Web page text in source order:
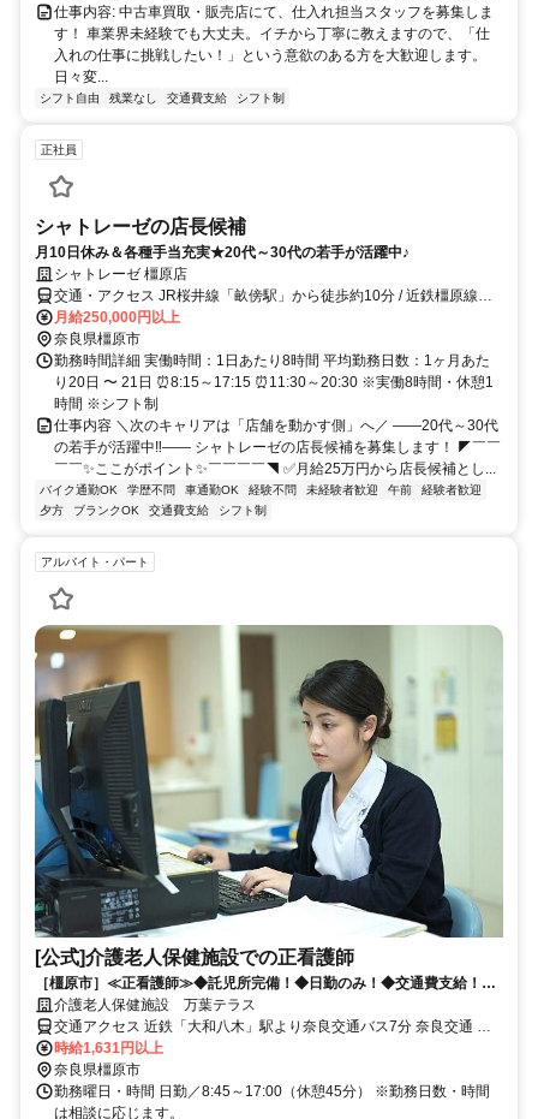
仕事内容: 中古車買取・販売店にて、仕入れ担当スタッフを募集しま
す！ 車業界未経験でも大丈夫。イチから丁寧に教えますので、「仕
入れの仕事に挑戦したい！」という意欲のある方を大歓迎します。
日々変...
シフト自由 残業なし 交通費支給 シフト制
正社員
シャトレーゼの店長候補
月10日休み＆各種手当充実★20代～30代の若手が活躍中♪
シャトレーゼ 橿原店
交通・アクセス JR桜井線「畝傍駅」から徒歩約10分 / 近鉄橿原線
「八木西口駅」から徒歩約15分
月給250,000円以上
奈良県橿原市
勤務時間詳細 実働時間：1日あたり8時間 平均勤務日数：1ヶ月あた
り20日 〜 21日 ⏰8:15～17:15 ⏰11:30～20:30 ※実働8時間・休憩1
時間 ※シフト制
仕事内容 ＼次のキャリアは「店舗を動かす側」へ／ ――20代～30代
の若手が活躍中‼―― シャトレーゼの店長候補を募集します！ ◤￣￣
￣￣✨ここがポイント✨￣￣￣￣◥ ✅月給25万円から店長候補とし...
バイク通勤OK 学歴不問 車通勤OK 経験不問 未経験者歓迎 午前
経験者歓迎
夕方
ブランクOK 交通費支給 シフト制
アルバイト・パート
[公式]介護老人保健施設での正看護師
［橿原市］≪正看護師≫◆託児所完備！◆日勤のみ！◆交通費支給！◆
日数・時間の相談OK！
介護老人保健施設 万葉テラス
交通アクセス 近鉄「大和八木」駅より奈良交通バス7分 奈良交通 五
井バス停より徒歩4分
時給1,631円以上
奈良県橿原市
勤務曜日・時間 日勤／8:45～17:00（休憩45分） ※勤務日数・時間
は相談に応じます。